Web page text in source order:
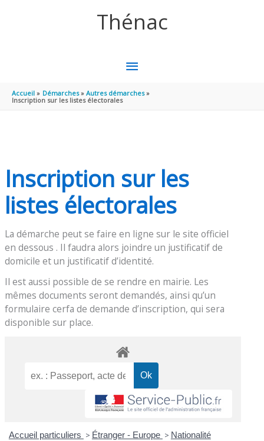
Thénac
MENU
PRINCIPAL
Accueil Démarches
Autres démarches
Inscription sur les listes électorales
Inscription sur les
listes électorales
La démarche peut se faire en ligne sur le site officiel
en dessous . Il faudra alors joindre un justificatif de
domicile et un justificatif d’identité.
Il est aussi possible de se rendre en mairie. Les
mêmes documents seront demandés, ainsi qu’un
formulaire cerfa de demande d’inscription, qui sera
disponible sur place.
Accueil particuliers > Étranger - Europe > Nationalité